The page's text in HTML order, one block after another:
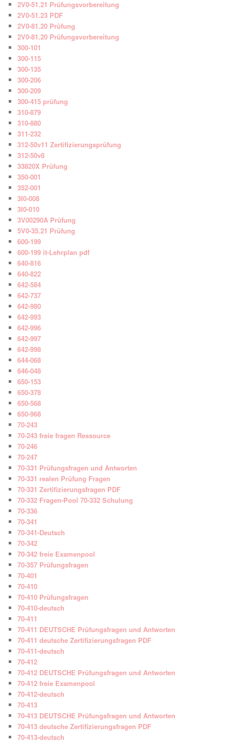
2V0-51.21 Prüfungsvorbereitung
2V0-51.23 PDF
2V0-81.20 Prüfung
2V0-81.20 Prüfungsvorbereitung
300-101
300-115
300-135
300-206
300-209
300-415 prüfung
310-879
310-880
311-232
312-50v11 Zertifizierungsprüfung
312-50v8
33820X Prüfung
350-001
352-001
3I0-008
3I0-010
3V00290A Prüfung
5V0-35.21 Prüfung
600-199
600-199 it-Lehrplan pdf
640-816
640-822
642-584
642-737
642-980
642-993
642-996
642-997
642-998
644-068
646-048
650-153
650-378
650-568
650-968
70-243
70-243 freie fragen Ressource
70-246
70-247
70-331 Prüfungsfragen und Antworten
70-331 realen Prüfung Fragen
70-331 Zertifizierungsfragen PDF
70-332 Fragen-Pool 70-332 Schulung
70-336
70-341
70-341-Deutsch
70-342
70-342 freie Examenpool
70-357 Prüfungsfragen
70-401
70-410
70-410 Prüfungsfragen
70-410-deutsch
70-411
70-411 DEUTSCHE Prüfungsfragen und Antworten
70-411 deutsche Zertifizierungsfragen PDF
70-411-deutsch
70-412
70-412 DEUTSCHE Prüfungsfragen und Antworten
70-412 freie Examenpool
70-412-deutsch
70-413
70-413 DEUTSCHE Prüfungsfragen und Antworten
70-413 deutsche Zertifizierungsfragen PDF
70-413-deutsch